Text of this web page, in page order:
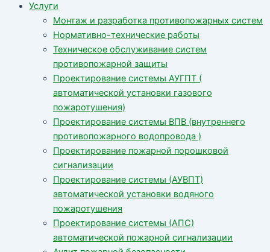
Услуги
Монтаж и разработка противопожарных систем
Нормативно-технические работы
Техническое обслуживание систем
противопожарной защиты
Проектирование системы АУГПТ (
автоматической установки газового
пожаротушения)
Проектирование системы ВПВ (внутреннего
противопожарного водопровода )
Проектирование пожарной порошковой
сигнализации
Проектирование системы (АУВПТ)
автоматической установки водяного
пожаротушения
Проектирование системы (АПС)
автоматической пожарной сигнализации